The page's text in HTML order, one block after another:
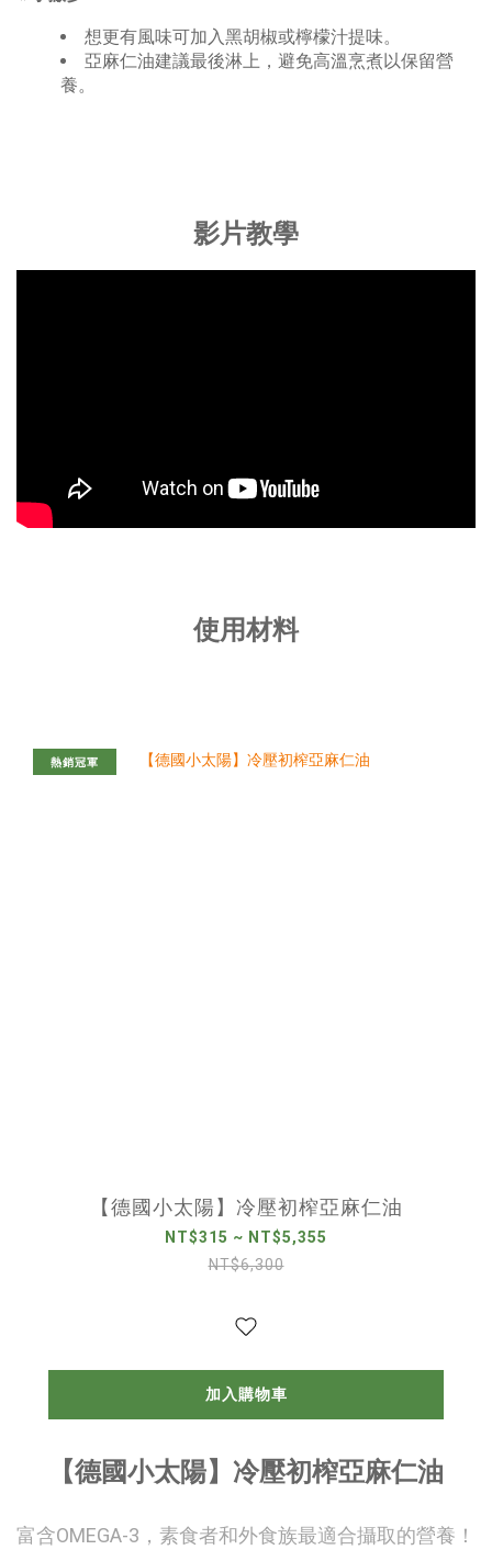
想更有風味可加入黑胡椒或檸檬汁提味。
亞麻仁油建議最後淋上，避免高溫烹煮以保留營
養。
影片教學
使用材料
熱銷冠軍
【德國小太陽】冷壓初榨亞麻仁油
NT$315 ~ NT$5,355
NT$6,300
加入購物車
【德國小太陽】冷壓初榨亞麻仁油
富含OMEGA-3，素食者和外食族最適合攝取的營養！